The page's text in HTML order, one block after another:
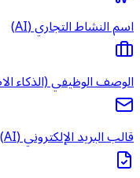
اسم النشاط التجاري (AI)
الوصف الوظيفي (الذكاء
قالب البريد الإلكتروني (AI)